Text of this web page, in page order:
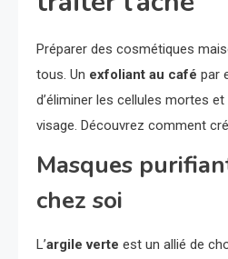
Préparer des cosmétiques
tous. Un exfoliant au café par
d’éliminer les cellules mortes
visage. Découvrez comment
Masques
chez soi
L’argile verte est un allié de